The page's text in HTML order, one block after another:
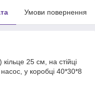
Умови повернення
25 см, на стійці
у коробці 40*30*8